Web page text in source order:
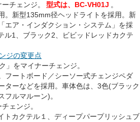
チェンジ。 型式は、BC-VH01J 。
。新型135mm径ヘッドライトを採用。新
エア・インダクション・システム」を採
ル1、ブラック2、ビビッドレッドカクテ
ジの変更点
」をマイナーチェンジ。
フートボード／シーソー式チェンジペダ
ターなどを採用。車体色は、3色(ブラック
フルマルーン)。
ェンジ。
カクテル１、ディープパープリッシュブ